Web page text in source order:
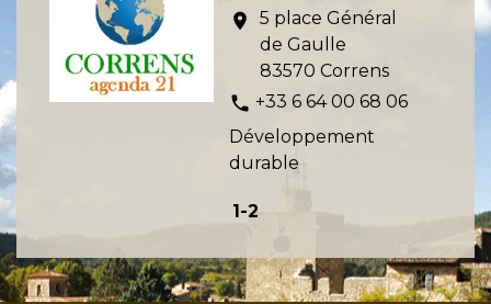
location_on
5 place Général
de Gaulle
83570 Correns
phone +33 6 64 00 68 06
Développement
durable
1-2